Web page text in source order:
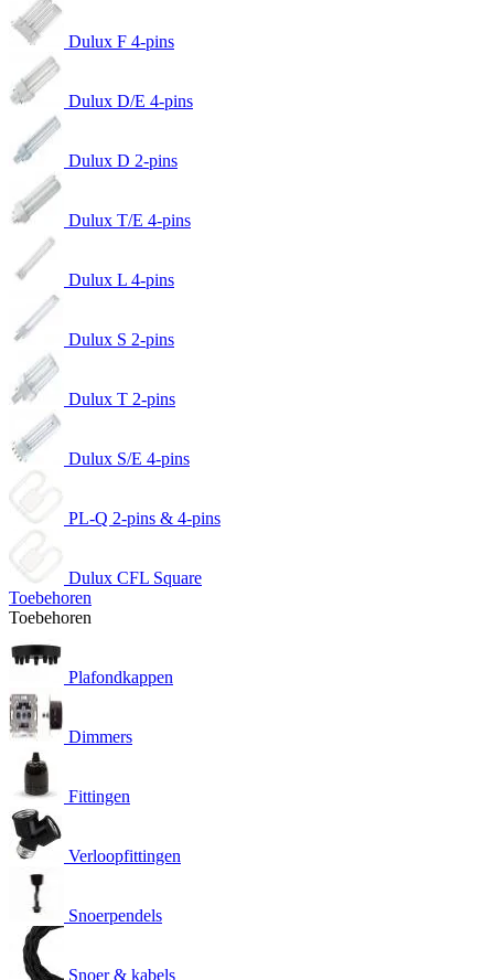
Dulux F 4-pins
Dulux D/E 4-pins
Dulux D 2-pins
Dulux T/E 4-pins
Dulux L 4-pins
Dulux S 2-pins
Dulux T 2-pins
Dulux S/E 4-pins
PL-Q 2-pins & 4-pins
Dulux CFL Square
Toebehoren
Toebehoren
Plafondkappen
Dimmers
Fittingen
Verloopfittingen
Snoerpendels
Snoer & kabels